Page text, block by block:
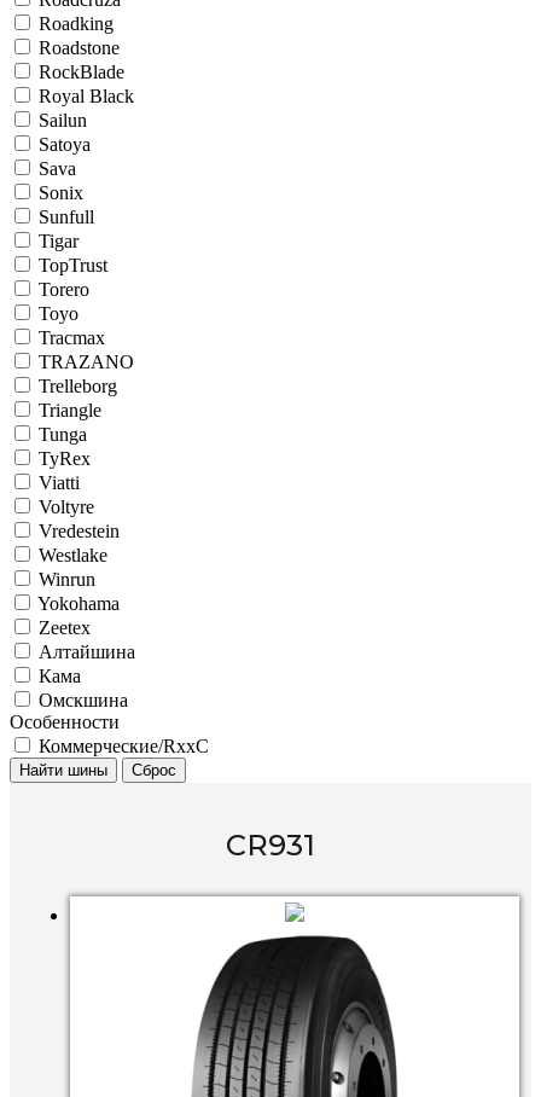
Roadking
Roadstone
RockBlade
Royal Black
Sailun
Satoya
Sava
Sonix
Sunfull
Tigar
TopTrust
Torero
Toyo
Tracmax
TRAZANO
Trelleborg
Triangle
Tunga
TyRex
Viatti
Voltyre
Vredestein
Westlake
Winrun
Yokohama
Zeetex
Алтайшина
Кама
Омскшина
Особенности
Коммерческие/RxxC
Найти шины Сброс
CR931